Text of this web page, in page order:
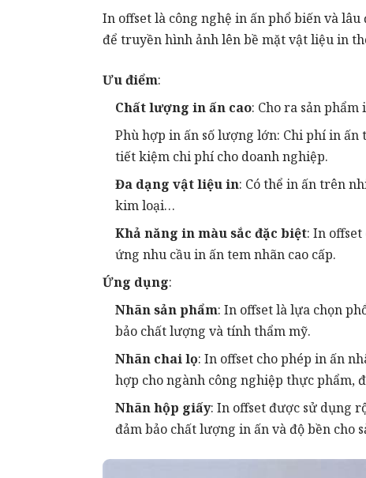
In offset là công nghệ in ấn phổ biến và
để truyền hình ảnh lên bề mặt vật liệu in
Ưu điểm:
Chất lượng in ấn cao: Cho ra sản
Phù hợp in ấn số lượng lớn: Chi phí in
tiết kiệm chi phí cho doanh nghiệp.
Đa dạng vật liệu in: Có thể in ấn trên
kim loại…
Khả năng in màu sắc đặc biệt: In
ứng nhu cầu in ấn tem nhãn cao cấp.
Ứng dụng:
Nhãn sản phẩm: In offset là lựa chọn
bảo chất lượng và tính thẩm mỹ.
Nhãn chai lọ: In offset cho phép in ấn
hợp cho ngành công nghiệp thực phẩm,
Nhãn hộp giấy: In offset được sử dụng
đảm bảo chất lượng in ấn và độ bền cho